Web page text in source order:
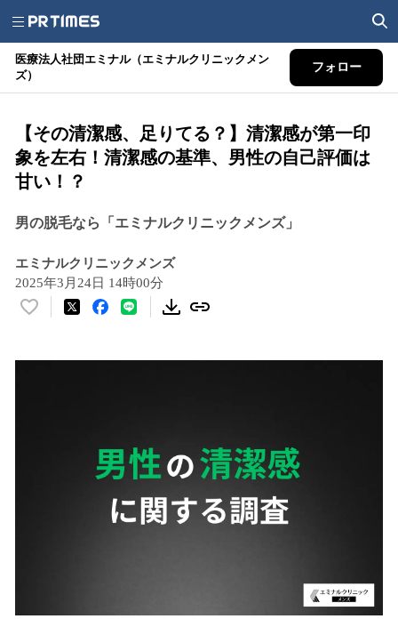
医療法人社団エミナル（エミナルクリニックメン
ズ）
フォロー
【その清潔感、足りてる？】清潔感が第一印
象を左右！清潔感の基準、男性の自己評価は
甘い！？
男の脱毛なら「エミナルクリニックメンズ」
エミナルクリニックメンズ
2025年3月24日 14時00分
い